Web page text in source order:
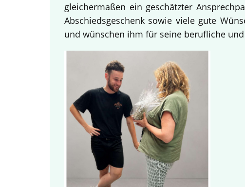
gleichermaßen ein geschätzter
Abschiedsgeschenk sowie viele gute
und wünschen ihm für seine berufliche